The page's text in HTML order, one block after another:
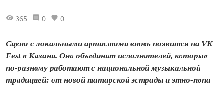
365 0 0
Сцена с локальными артистами вновь появится на VK
Fest в Казани. Она объединит исполнителей, которые
по-разному работают с национальной музыкальной
традицией: от новой татарской эстрады и этно-попа